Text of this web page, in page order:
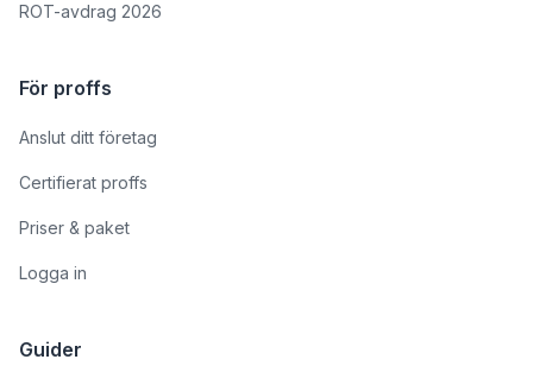
ROT-avdrag 2026
För proffs
Anslut ditt företag
Certifierat proffs
Priser & paket
Logga in
Guider